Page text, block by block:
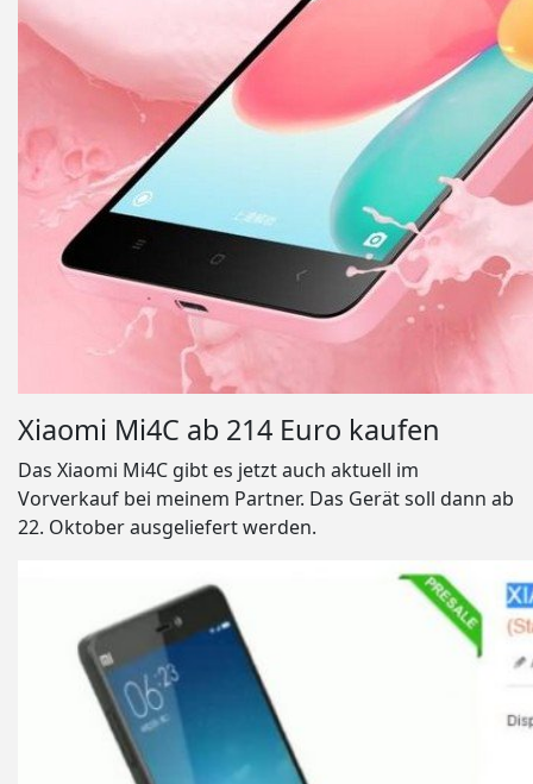
Xiaomi Mi4C ab 214 Euro kaufen
Das Xiaomi Mi4C gibt es jetzt auch aktuell im
Vorverkauf bei meinem Partner. Das Gerät soll dann ab
22. Oktober ausgeliefert werden.